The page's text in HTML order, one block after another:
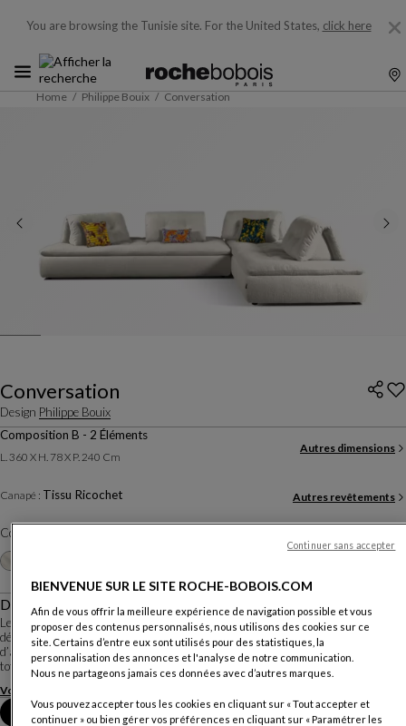
You are browsing the Tunisie site. For the United States, click here
Home Philippe Bouix Conversation
Conversation
Design Philippe Bouix
Composition B - 2 Éléments
L. 360 X H. 78 X P. 240 Cm
Autres dimensions
Canapé : Tissu Ricochet Autres revêtements
Coloris :
Autres coloris
Description
Le canapé CONVERSATION est un canapé sur lequel on vient poser et
déplacer les dossiers en toute liberté. Il est composé de différents éléments
d’assises capitonnés entièrement modulables entre eux et de dossiers
totalement mobiles pour s’asseoir ou ...
Voir plus
Prendre rendez-vous en magasin
BIENVENUE SUR LE SITE ROCHE-BOBOIS.COM
Afin de vous offrir la meilleure expérience de navigation possible et vous
proposer des contenus personnalisés, nous utilisons des cookies sur ce
site. Certains d’entre eux sont utilisés pour des statistiques, la
personnalisation des annonces et l'analyse de notre communication.
Nous ne partageons jamais ces données avec d’autres marques.
Vous pouvez accepter tous les cookies en cliquant sur « Tout accepter et
continuer » ou bien gérer vos préférences en cliquant sur « Paramétrer les
Continuer sans accepter